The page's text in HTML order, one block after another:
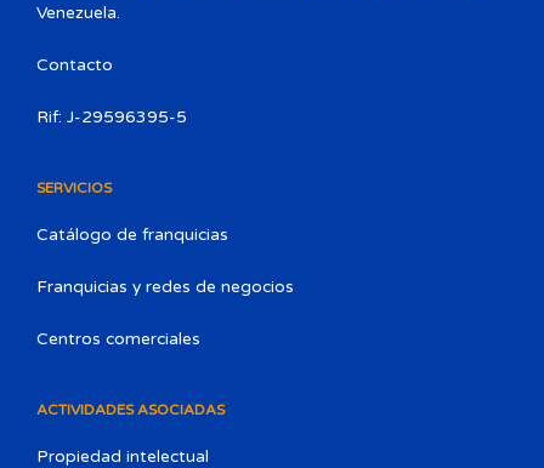
Venezuela.
Contacto
Rif: J-29596395-5
SERVICIOS
Catálogo de franquicias
Franquicias y redes de negocios
Centros comerciales
ACTIVIDADES ASOCIADAS
Propiedad intelectual